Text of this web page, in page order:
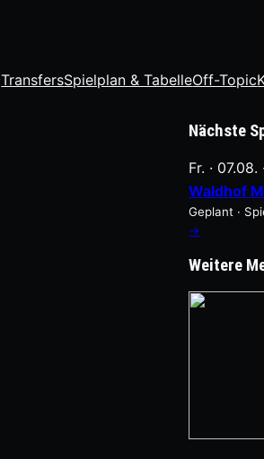
TransfersSpielplan & TabelleOff-Topic
Nächste
Fr. ·
Waldhof
Geplant ·
→
Weitere